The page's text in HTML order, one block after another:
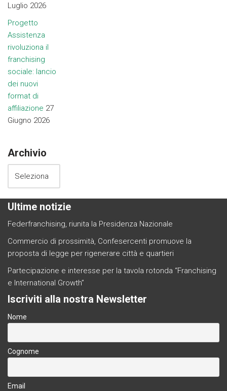
Luglio 2026
Progetto
Assistenza
rivoluziona il
franchising
sociale: lancio
dei nuovi
format di
affiliazione 27
Giugno 2026
Archivio
Ultime notizie
Federfranchising, riunita la Presidenza Nazionale
Commercio di prossimità, Confesercenti promuove la
proposta di legge per rigenerare città e quartieri
Partecipazione e interesse per la tavola rotonda “Franchising
e International Growth”
Iscriviti alla nostra Newsletter
Nome
Cognome
Email